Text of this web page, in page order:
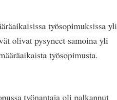
työsopimuksissa yli
olivat pysyneet samoina yli
työsopimusta.
työnantaja oli palkannut